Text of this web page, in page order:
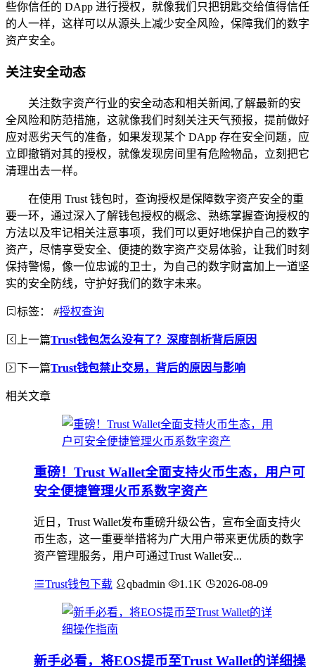
些你信任的 DApp 进行授权，就像我们只把钥匙交给值得信任
的人一样，这样可以从源头上减少安全风险，保障我们的数字
资产安全。
关注安全动态
关注数字资产行业的安全动态和相关新闻,了解最新的安
全风险和防范措施，这就像我们时刻关注天气预报，提前做好
应对恶劣天气的准备，如果发现某个 DApp 存在安全问题，应
立即撤销对其的授权，就像发现房间里有危险物品，立刻把它
清理出去一样。
在使用 Trust 钱包时，查询授权是保障数字资产安全的重
要一环，通过深入了解钱包授权的概念、熟练掌握查询授权的
方法以及牢记相关注意事项，我们可以更好地保护自己的数字
资产，尽情享受安全、便捷的数字资产交易体验，让我们时刻
保持警惕，像一位忠诚的卫士，为自己的数字财富加上一道坚
实的安全防线，守护好我们的数字未来。
标签： #授权查询
上一篇Trust钱包怎么没有了？深度剖析背后原因
下一篇Trust钱包禁止交易，背后的原因与影响
相关文章
重磅！Trust Wallet全面支持火币生态，用户可
安全便捷管理火币系数字资产
近日，Trust Wallet发布重磅升级公告，宣布全面支持火
币生态，这一重要举措将为广大用户带来更优质的数字
资产管理服务，用户可通过Trust Wallet安...
Trust钱包下载 qbadmin 1.1K 2026-08-09
新手必看，将EOS提币至Trust Wallet的详细操